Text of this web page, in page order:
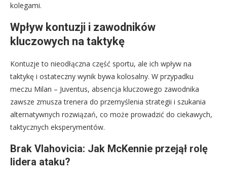
kolegami.
Wpływ kontuzji i zawodników
kluczowych na taktykę
Kontuzje to nieodłączna część sportu, ale ich wpływ na
taktykę i ostateczny wynik bywa kolosalny. W przypadku
meczu Milan – Juventus, absencja kluczowego zawodnika
zawsze zmusza trenera do przemyślenia strategii i szukania
alternatywnych rozwiązań, co może prowadzić do ciekawych,
taktycznych eksperymentów.
Brak Vlahovicia: Jak McKennie przejął rolę
lidera ataku?